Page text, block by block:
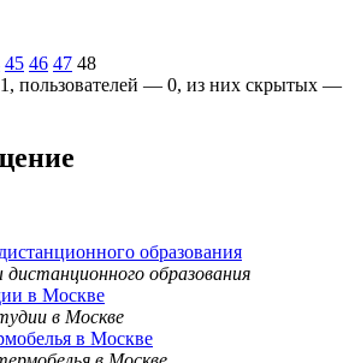
45 46 47 48
1 , пользователей — 0, из них скрытых —
образования
в Москве
в Москве